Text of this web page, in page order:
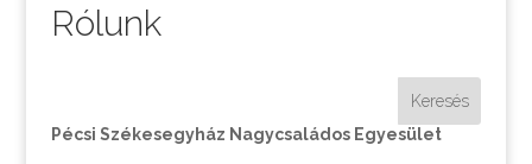
Rólunk
Pécsi Székesegyház Nagycsaládos Egyesület